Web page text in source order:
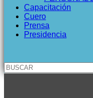
Capacitación
Cuero
Prensa
Presidencia